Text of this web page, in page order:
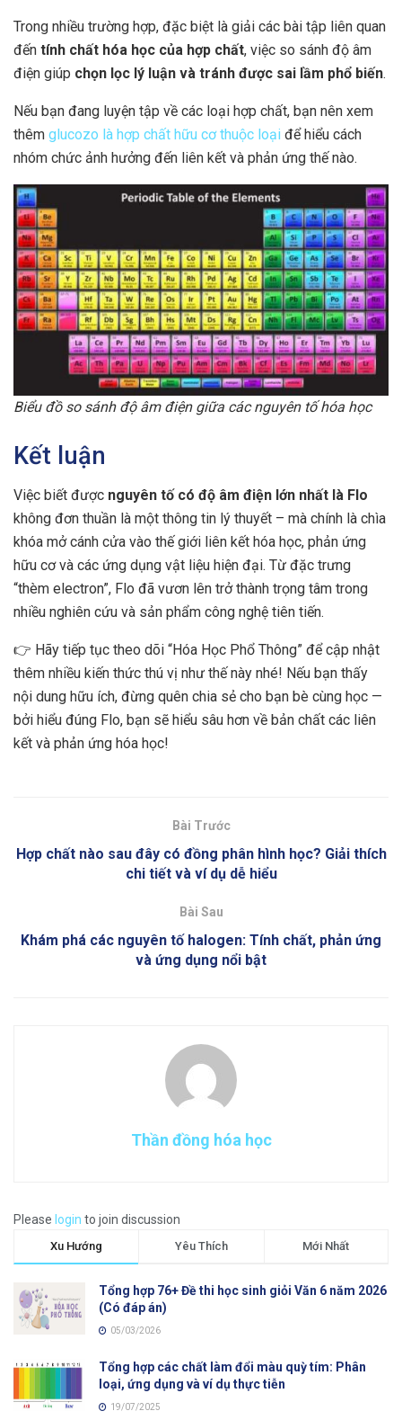
Trong nhiều trường hợp, đặc biệt là giải các bài tập liên quan
đến tính chất hóa học của hợp chất, việc so sánh độ âm
điện giúp chọn lọc lý luận và tránh được sai lầm phổ biến.
Nếu bạn đang luyện tập về các loại hợp chất, bạn nên xem
thêm glucozo là hợp chất hữu cơ thuộc loại để hiểu cách
nhóm chức ảnh hưởng đến liên kết và phản ứng thế nào.
Biểu đồ so sánh độ âm điện giữa các nguyên tố hóa học
Kết luận
Việc biết được nguyên tố có độ âm điện lớn nhất là Flo
không đơn thuần là một thông tin lý thuyết – mà chính là chìa
khóa mở cánh cửa vào thế giới liên kết hóa học, phản ứng
hữu cơ và các ứng dụng vật liệu hiện đại. Từ đặc trưng
“thèm electron”, Flo đã vươn lên trở thành trọng tâm trong
nhiều nghiên cứu và sản phẩm công nghệ tiên tiến.
👉 Hãy tiếp tục theo dõi “Hóa Học Phổ Thông” để cập nhật
thêm nhiều kiến thức thú vị như thế này nhé! Nếu bạn thấy
nội dung hữu ích, đừng quên chia sẻ cho bạn bè cùng học —
bởi hiểu đúng Flo, bạn sẽ hiểu sâu hơn về bản chất các liên
kết và phản ứng hóa học!
Bài Trước
Hợp chất nào sau đây có đồng phân hình học? Giải thích
chi tiết và ví dụ dễ hiểu
Bài Sau
Khám phá các nguyên tố halogen: Tính chất, phản ứng
và ứng dụng nổi bật
Thần đồng hóa học
Please login to join discussion
Xu Hướng Yêu Thích Mới Nhất
Tổng hợp 76+ Đề thi học sinh giỏi Văn 6 năm 2026
(Có đáp án)
05/03/2026
Tổng hợp các chất làm đổi màu quỳ tím: Phân
loại, ứng dụng và ví dụ thực tiễn
19/07/2025